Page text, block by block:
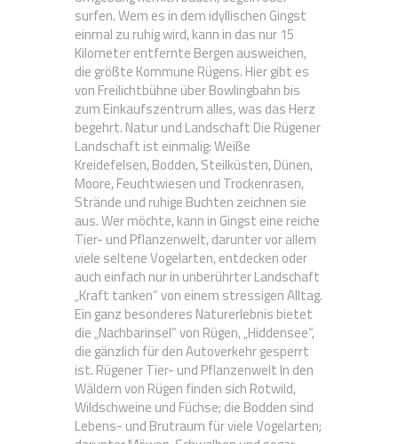
surfen. Wem es in dem idyllischen Gingst
einmal zu ruhig wird, kann in das nur 15
Kilometer entfernte Bergen ausweichen,
die größte Kommune Rügens. Hier gibt es
von Freilichtbühne über Bowlingbahn bis
zum Einkaufszentrum alles, was das Herz
begehrt. Natur und Landschaft Die Rügener
Landschaft ist einmalig: Weiße
Kreidefelsen, Bodden, Steilküsten, Dünen,
Moore, Feuchtwiesen und Trockenrasen,
Strände und ruhige Buchten zeichnen sie
aus. Wer möchte, kann in Gingst eine reiche
Tier- und Pflanzenwelt, darunter vor allem
viele seltene Vogelarten, entdecken oder
auch einfach nur in unberührter Landschaft
„Kraft tanken“ von einem stressigen Alltag.
Ein ganz besonderes Naturerlebnis bietet
die „Nachbarinsel“ von Rügen, „Hiddensee“,
die gänzlich für den Autoverkehr gesperrt
ist. Rügener Tier- und Pflanzenwelt In den
Wäldern von Rügen finden sich Rotwild,
Wildschweine und Füchse; die Bodden sind
Lebens- und Brutraum für viele Vogelarten;